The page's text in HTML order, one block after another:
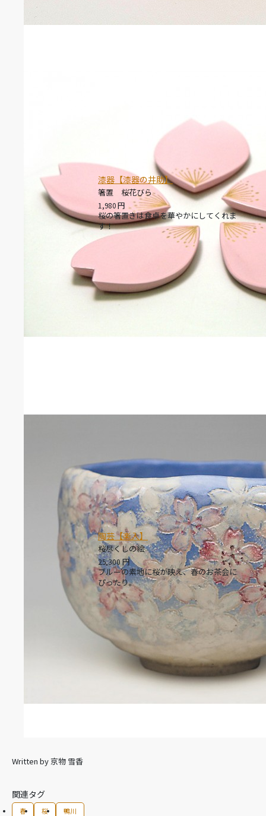
漆器【漆器の井助】
箸置 桜花びら
1,980円
桜の箸置きは食卓を華やかにしてくれま
す！
陶芸【楽入】
桜尽くしの絵
25,300円
ブルーの素地に桜が映え、春のお茶会に
ぴったり。
Written by 京物 雪香
関連タグ
春 桜 鴨川